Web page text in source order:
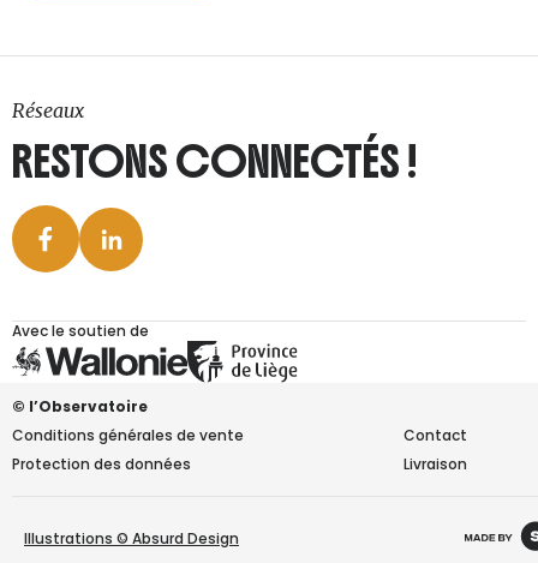
Réseaux
RESTONS CONNECTÉS !
Avec le soutien de
© l’Observatoire
Conditions générales de vente
Protection des données
Livraison
Contact
Illustrations © Absurd Design